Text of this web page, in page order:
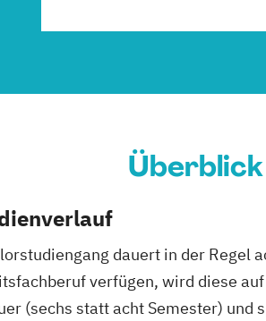
dauert in der Regel
verfügen, wird diese
(sechs statt acht Semester) und